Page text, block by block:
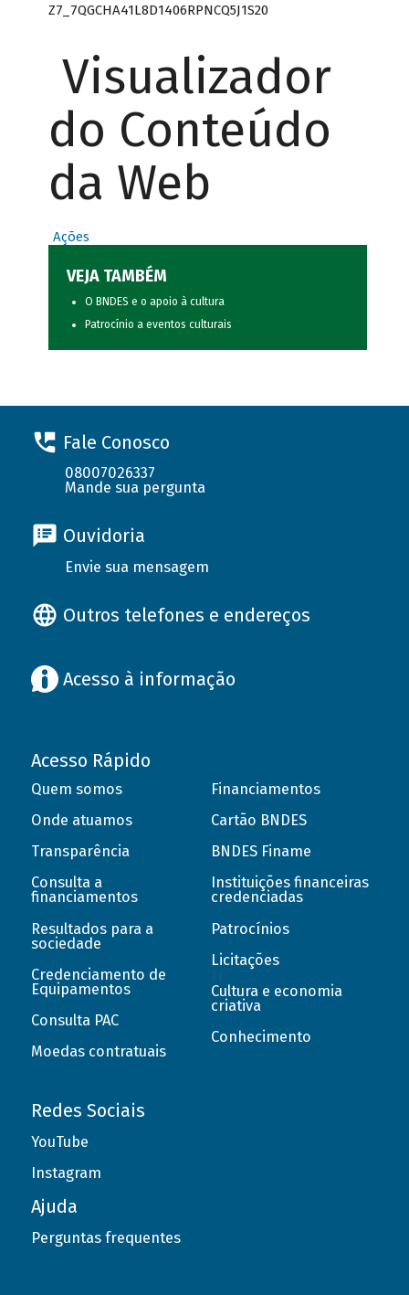
Z7_7QGCHA41L8D1406RPNCQ5J1S20
Visualizador
do Conteúdo
da Web
Ações
VEJA TAMBÉM
O BNDES e o apoio à cultura
Patrocínio a eventos culturais
Fale Conosco
08007026337
Mande sua pergunta
Ouvidoria
Envie sua mensagem
Outros telefones e endereços
Acesso à informação
Acesso Rápido
Quem somos
Onde atuamos
Transparência
Consulta a
financiamentos
Resultados para a
sociedade
Credenciamento de
Equipamentos
Consulta PAC
Moedas contratuais
Financiamentos
Cartão BNDES
BNDES Finame
Instituições financeiras
credenciadas
Patrocínios
Licitações
Cultura e economia
criativa
Conhecimento
Redes Sociais
YouTube
Instagram
Ajuda
Perguntas frequentes